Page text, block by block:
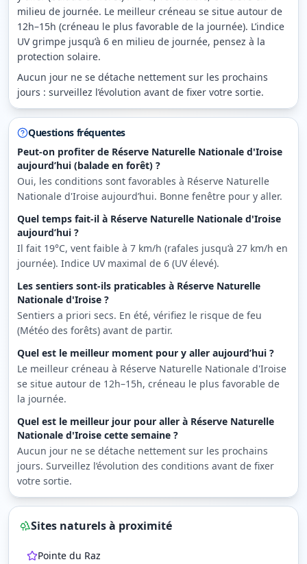
milieu de journée. Le meilleur créneau se situe autour de
12h–15h (créneau le plus favorable de la journée). L’indice
UV grimpe jusqu’à 6 en milieu de journée, pensez à la
protection solaire.
Aucun jour ne se détache nettement sur les prochains
jours : surveillez l’évolution avant de fixer votre sortie.
Questions fréquentes
Peut-on profiter de Réserve Naturelle Nationale d'Iroise
aujourd’hui (balade en forêt) ?
Oui, les conditions sont favorables à Réserve Naturelle
Nationale d'Iroise aujourd’hui. Bonne fenêtre pour y aller.
Quel temps fait-il à Réserve Naturelle Nationale d'Iroise
aujourd’hui ?
Il fait 19°C, vent faible à 7 km/h (rafales jusqu’à 27 km/h en
journée). Indice UV maximal de 6 (UV élevé).
Les sentiers sont-ils praticables à Réserve Naturelle
Nationale d'Iroise ?
Sentiers a priori secs. En été, vérifiez le risque de feu
(Météo des forêts) avant de partir.
Quel est le meilleur moment pour y aller aujourd’hui ?
Le meilleur créneau à Réserve Naturelle Nationale d'Iroise
se situe autour de 12h–15h, créneau le plus favorable de
la journée.
Quel est le meilleur jour pour aller à Réserve Naturelle
Nationale d'Iroise cette semaine ?
Aucun jour ne se détache nettement sur les prochains
jours. Surveillez l’évolution des conditions avant de fixer
votre sortie.
Sites naturels à proximité
Pointe du Raz